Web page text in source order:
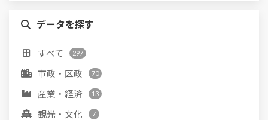
データを探す
すべて 297
市政・区政 70
産業・経済 13
観光・文化 7